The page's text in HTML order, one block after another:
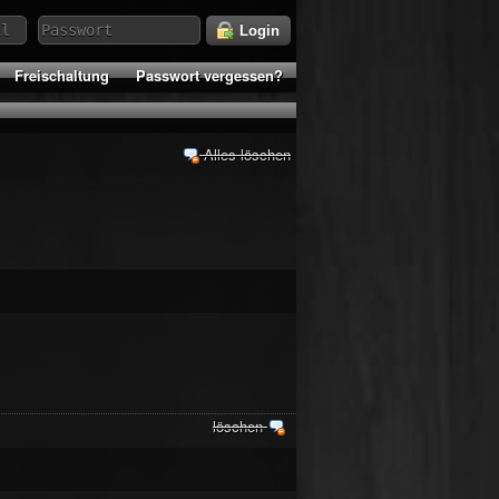
Login
Freischaltung Passwort vergessen?
Alles löschen
löschen